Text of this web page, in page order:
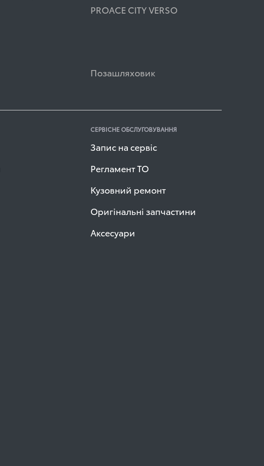
PROACE CITY VERSO
Позашляховик
СЕРВІСНЕ ОБСЛУГОВУВАННЯ
Запис на сервіс
Регламент ТО
Кузовний ремонт
Оригінальні запчастини
Аксесуари